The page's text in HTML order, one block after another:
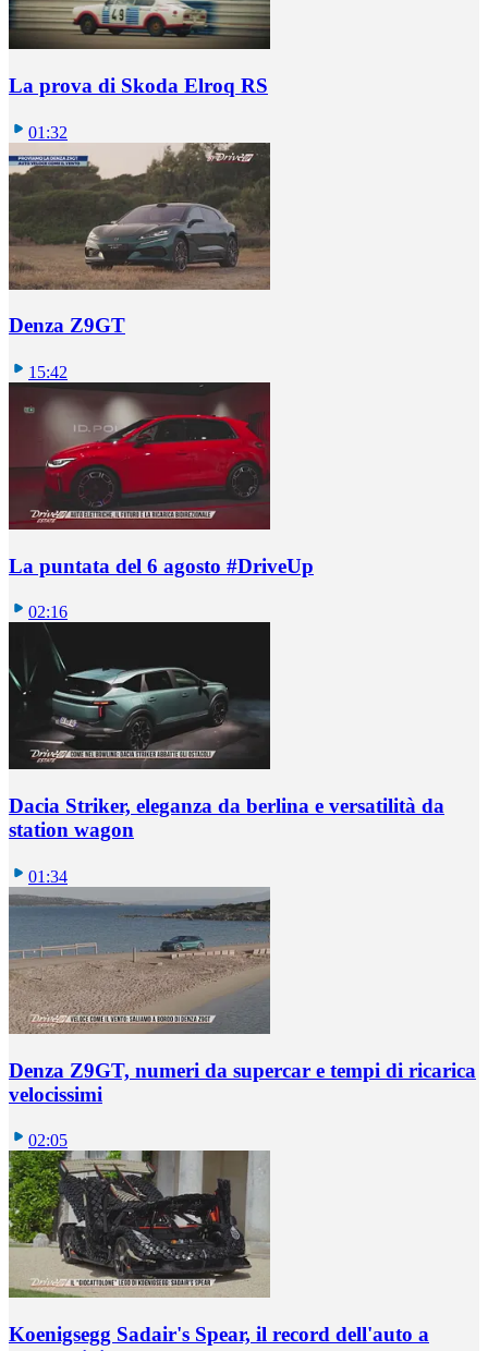
La prova di Skoda Elroq RS
01:32
Denza Z9GT
15:42
La puntata del 6 agosto #DriveUp
02:16
Dacia Striker, eleganza da berlina e versatilità da
station wagon
01:34
Denza Z9GT, numeri da supercar e tempi di ricarica
velocissimi
02:05
Koenigsegg Sadair's Spear, il record dell'auto a